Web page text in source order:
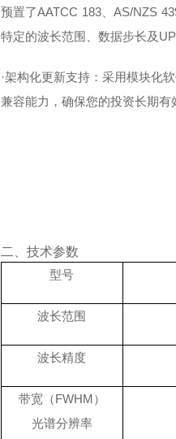
预置了AATCC 183、AS/NZS
特定的波长范围、数据步长及
·架构化更新支持：采用模块化
兼容能力，确保您的投资长期有
二、技术参数
型号
波长范围
波长精度
带宽（FWHM）
光谱分辨率